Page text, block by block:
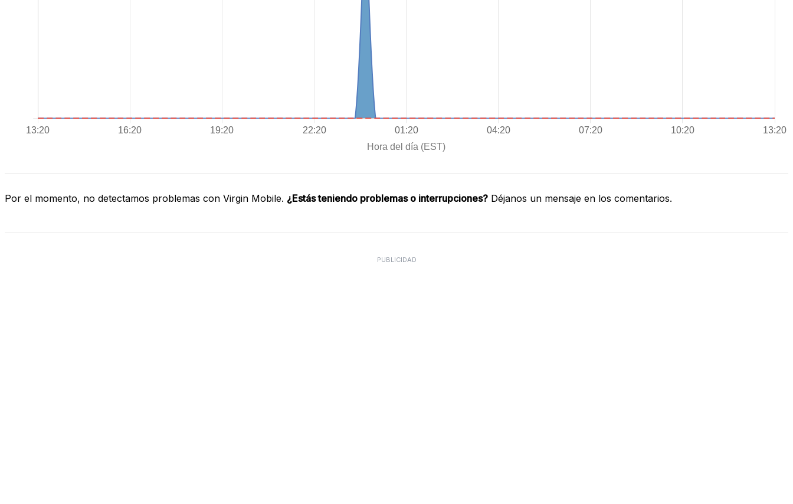
Por el momento, no detectamos problemas con Virgin Mobile. ¿Estás teniendo problemas o interrupciones? Déjanos un mensaje en los comentarios.
PUBLICIDAD